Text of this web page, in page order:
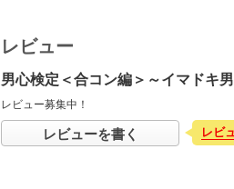
レビュー
男心検定＜合コン編＞～イマドキ
レビュー募集中！
レビューを書く レビ